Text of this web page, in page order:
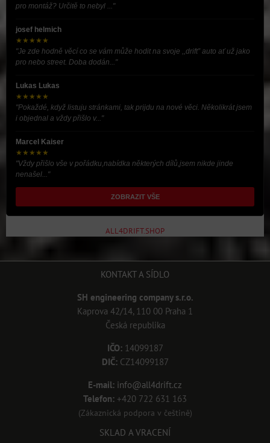
pro montáž? Určitě to nebyl ..."
josef helmich
★★★★★
"Je zde hodně věcí co se vám může hodit na svoje ,,drift” auto ať už jako
pro nebo street. Doba dodán..."
Lukas Lukas
★★★★★
"Pokaždé, když listuju stránkami, tak prijdu na nové věci. Několikrát jsem
i objednal a vždy přišlo v..."
Marcel Kaiser
★★★★★
"Vždy přišlo vše v pořádku,nabídka některých dílů,jsem nikde jinde
nenašel..."
ZOBRAZIT VŠE
ALL4DRIFT.SHOP
KONTAKT A SÍDLO
SH engineering company s.r.o.
Kaprova 42/14, 110 00 Praha 1
Česká republika
IČO:14099187
DIČ:CZ14099187
E-mail: info@all4drift.cz
Telefon: +420 722 631 163
(Zákaznická podpora v češtině)
SKLAD A VRACENÍ